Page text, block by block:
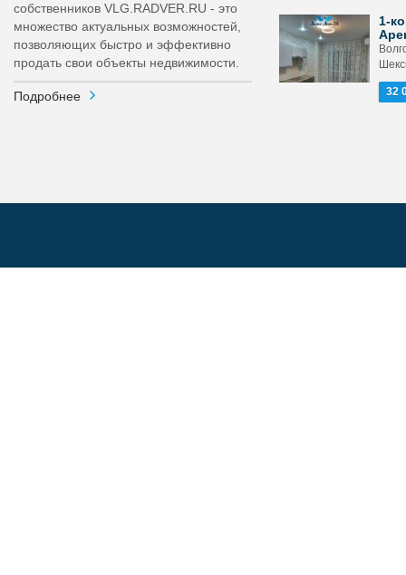
собственников VLG.RADVER.RU - это
множество актуальных возможностей,
позволяющих быстро и эффективно
продать свои объекты недвижимости.
Подробнее
1-
32